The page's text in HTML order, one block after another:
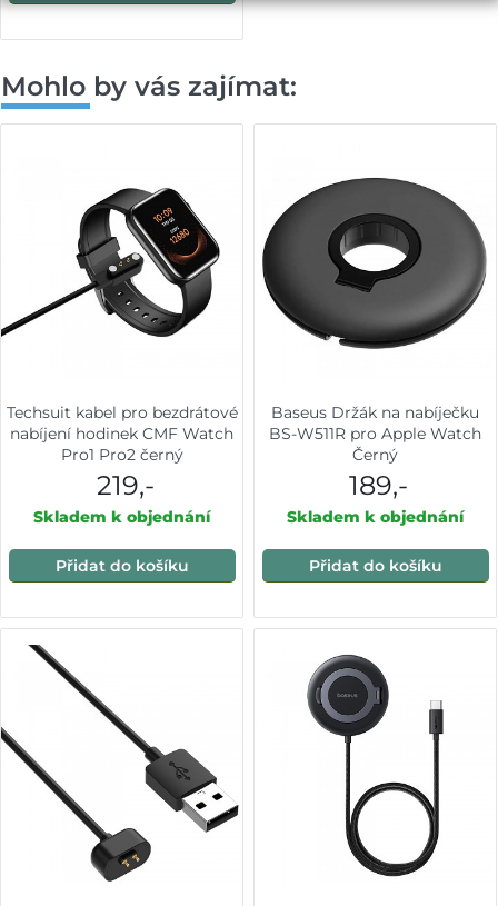
Mohlo by vás zajímat:
Techsuit kabel pro bezdrátové
nabíjení hodinek CMF Watch
Pro1 Pro2 černý
219,-
Skladem k objednání
Přidat do košíku
Baseus Držák na nabíječku
BS-W511R pro Apple Watch
Černý
189,-
Skladem k objednání
Přidat do košíku